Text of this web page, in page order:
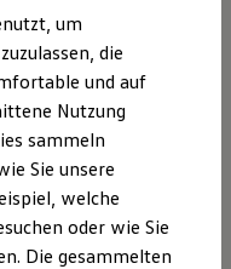
Sitze bereits Teil der
EU Data Act
um
die
und auf
Nutzung
sammeln
Sie unsere
welche
oder wie Sie
Die gesammelten